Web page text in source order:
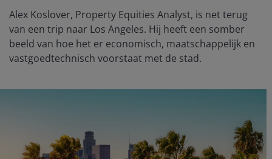
Alex Koslover, Property Equities Analyst, is net terug
van een trip naar Los Angeles. Hij heeft een somber
beeld van hoe het er economisch, maatschappelijk en
vastgoedtechnisch voorstaat met de stad.